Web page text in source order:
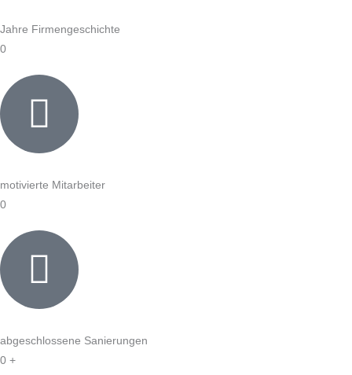
Jahre Firmengeschichte
0
motivierte Mitarbeiter
0
abgeschlossene Sanierungen
0 +